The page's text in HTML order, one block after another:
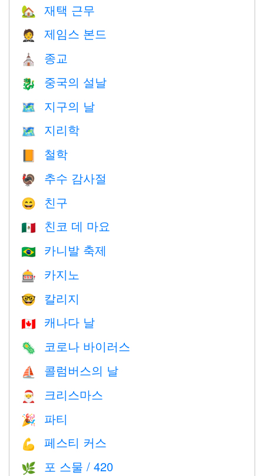
🏡 재택 근무
🤵 제임스 본드
⛪️ 종교
🐉 중국의 설날
🗺️ 지구의 날
🗺 지리학
📙 철학
🦃 추수 감사절
😄 친구
🇲🇽 친코 데 마요
🇧🇷 카니발 축제
🎰 카지노
🤓 칼리지
🇨🇦 캐나다 날
🦠 코로나 바이러스
⛵️ 콜럼버스의 날
🎅 크리스마스
🎉 파티
💪 페스티 커스
🌿 포 스물 / 420